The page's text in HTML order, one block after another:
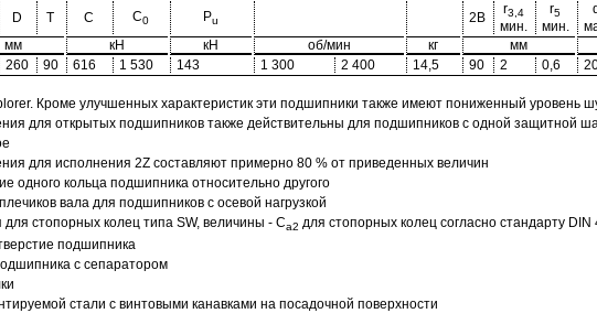
D T C C0 Pu 2B
r3,4
мин.
r5
мин.
d
мм кН кН об/мин кг мм
260 90 616 1 530 143 1 300 2 400 14,5 90 2 0,6
Кроме улучшенных характеристик эти подшипники также имеют пониженный уровень
для открытых подшипников также действительны для подшипников с одной защитной
для исполнения 2Z составляют примерно 80 % от приведенных величин
одного кольца подшипника относительно другого
вала для подшипников с осевой нагрузкой
стопорных колец типа SW, величины - Ca2 для стопорных колец согласно стандарту DIN
подшипника
с сепаратором
стали с винтовыми канавками на посадочной поверхности